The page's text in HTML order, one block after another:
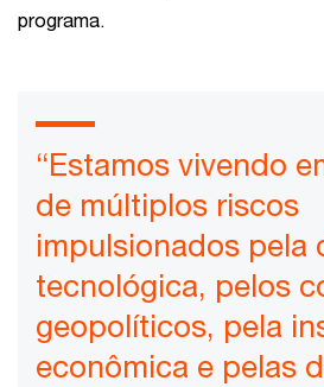
programa.
“Estamos vivendo
de múltiplos riscos
impulsionados pela
tecnológica, pelos
geopolíticos, pela
econômica e pelas